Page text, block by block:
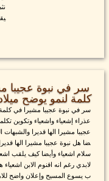
سر في نبوة عجيبا
كلمة لنمو يوضح
سر في نبوة عجيبا مشيرا في
عذراء إشعياء واشعياء وتكوين
عجيبا مشيرا الها قديرا والشبهات
ضا هل نبوة عجيبا مشيرا الها
سلام اشعياء وأيضا كيف يلقب
لابدي رغم انه اقنوم الابن
ب يسوع المسيح وإعلان واضح